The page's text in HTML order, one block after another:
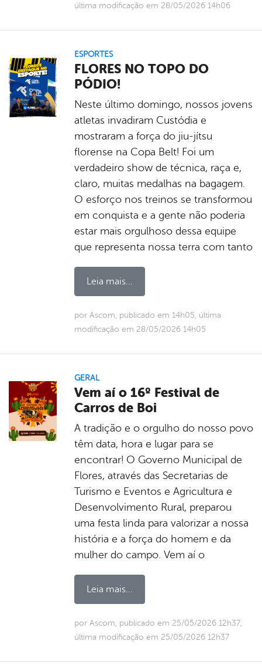
última modificação em 28/05/2026 14h06
ESPORTES
FLORES NO TOPO DO
PÓDIO!
Neste último domingo, nossos jovens
atletas invadiram Custódia e
mostraram a força do jiu-jítsu
florense na Copa Belt! Foi um
verdadeiro show de técnica, raça e,
claro, muitas medalhas na bagagem.
O esforço nos treinos se transformou
em conquista e a gente não poderia
estar mais orgulhoso dessa equipe
que representa nossa terra com tanto
Leia mais...
por Ascom, publicado em 14h05, última
modificação em 28/05/2026 14h05
GERAL
Vem aí o 16º Festival de
Carros de Boi
A tradição e o orgulho do nosso povo
têm data, hora e lugar para se
encontrar! O Governo Municipal de
Flores, através das Secretarias de
Turismo e Eventos e Agricultura e
Desenvolvimento Rural, preparou
uma festa linda para valorizar a nossa
história e a força do homem e da
mulher do campo. Vem aí o
Leia mais...
por Ascom, publicado em 25/05/2026 12h37,
última modificação em 25/05/2026 12h37